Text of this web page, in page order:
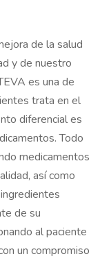
de la salud
y de nuestro
es una de
trata en el
diferencial es
Todo
medicamentos
así como
de su
al paciente
un compromiso